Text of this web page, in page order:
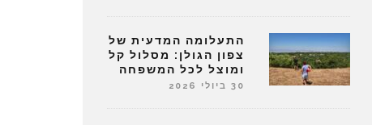
התעלומה המדעית של
צפון הגולן: מסלול קל
ומוצל לכל המשפחה
30 ביולי 2026